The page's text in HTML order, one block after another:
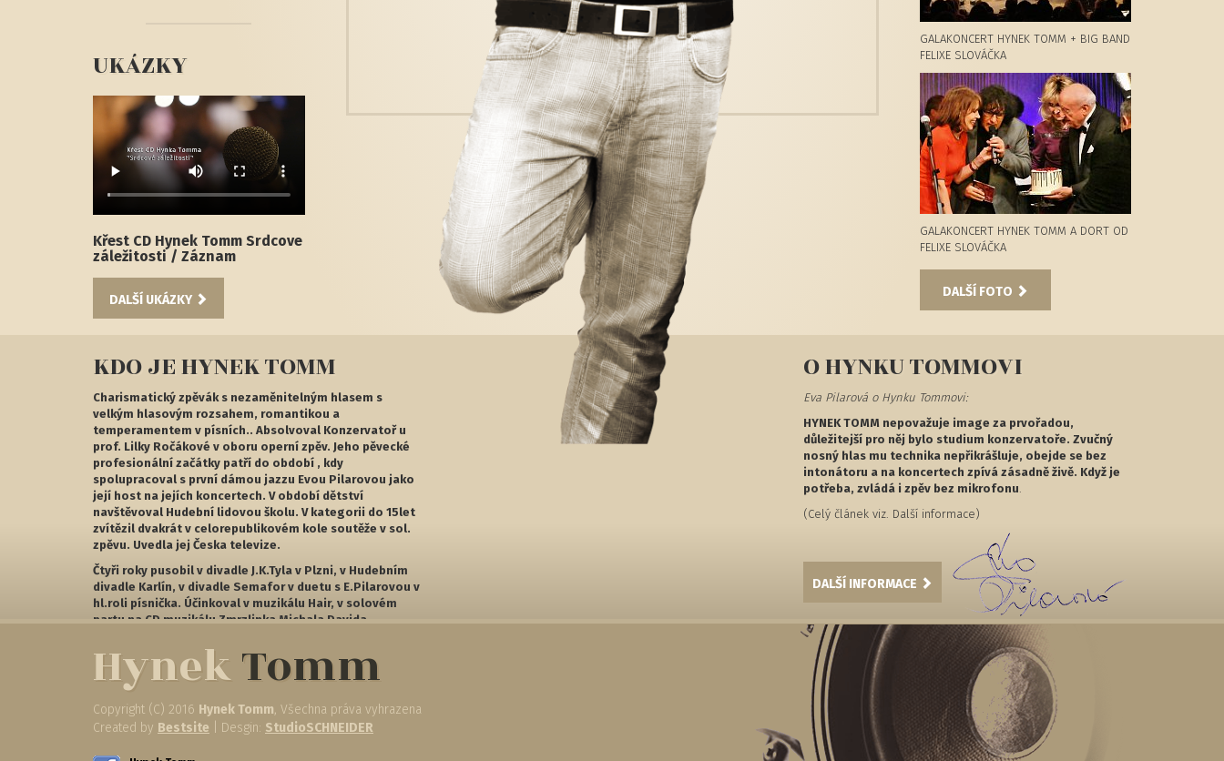
UKÁZKY
Křest CD Hynek Tomm Srdcove
záležitosti / Záznam
DALŠÍ UKÁZKY
GALAKONCERT HYNEK TOMM + BIG BAND
FELIXE SLOVÁČKA
GALAKONCERT HYNEK TOMM A DORT OD
FELIXE SLOVÁČKA
DALŠÍ FOTO
KDO JE HYNEK TOMM
Charismatický zpěvák s nezaměnitelným hlasem s
velkým hlasovým rozsahem, romantikou a
temperamentem v písních.. Absolvoval Konzervatoř u
prof. Lilky Ročákové v oboru operní zpěv. Jeho pěvecké
profesionální začátky patří do období , kdy
spolupracoval s první dámou jazzu Evou Pilarovou jako
její host na jejích koncertech. V období dětství
navštěvoval Hudební lidovou školu. V kategorii do 15let
zvítězil dvakrát v celorepublikovém kole soutěže v sol.
zpěvu. Uvedla jej Česka televize.
Čtyři roky pusobil v divadle J.K.Tyla v Plzni, v Hudebním
divadle Karlín, v divadle Semafor v duetu s E.Pilarovou v
hl.roli písnička. Účinkoval v muzikálu Hair, v solovém
partu na CD muzikálu Zmrzlinka Michala Davida.
DALŠÍ INFORMACE
O HYNKU TOMMOVI
Eva Pilarová o Hynku Tommovi:
HYNEK TOMM nepovažuje image za prvořadou,
důležitejší pro něj bylo studium konzervatoře. Zvučný
nosný hlas mu technika nepřikrášluje, obejde se bez
intonátoru a na koncertech zpívá zásadně živě. Když je
potřeba, zvládá i zpěv bez mikrofonu
(Celý článek viz. Další informace)
DALŠÍ INFORMACE
HynekTomm
Copyright (C) 2016 Hynek Tomm, Všechna práva vyhrazena
Created by Bestsite | Desgin: StudioSCHNEIDER